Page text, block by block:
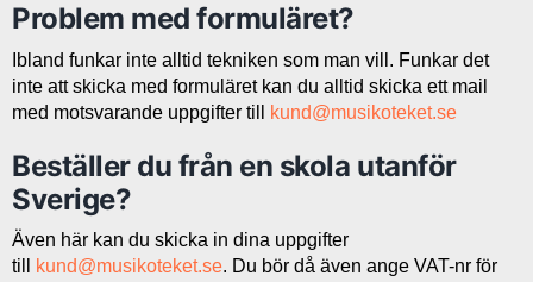
Problem med formuläret?
Ibland funkar inte alltid tekniken som man vill. Funkar det
inte att skicka med formuläret kan du alltid skicka ett mail
med motsvarande uppgifter till
kund@musikoteket.se
Beställer du från en skola utanför
Sverige?
Även här kan du skicka in dina uppgifter
till
kund@musikoteket.se. Du bör då även ange VAT-nr för